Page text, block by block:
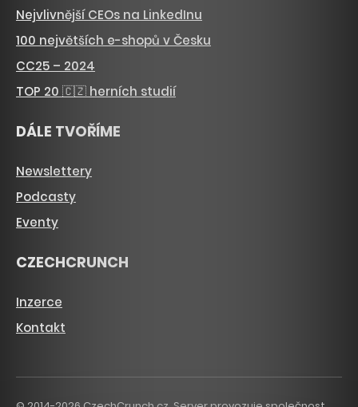
Nejvlivnější CEOs na LinkedInu
100 největších e-shopů v Česku
CC25 – 2024
TOP 20 🇨🇿 herních studií
DÁLE TVOŘÍME
Newslettery
Podcasty
Eventy
CZECHCRUNCH
Inzerce
Kontakt